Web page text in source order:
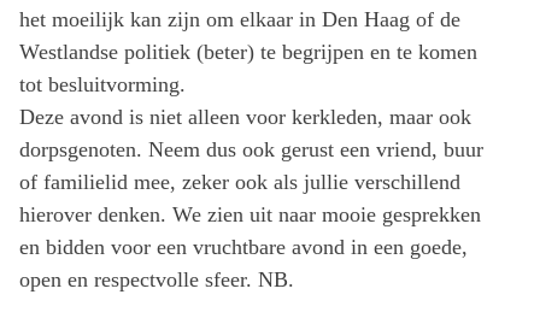
het moeilijk kan zijn om elkaar in Den Haag of de
Westlandse politiek (beter) te begrijpen en te komen
tot besluitvorming.
Deze avond is niet alleen voor kerkleden, maar ook
dorpsgenoten. Neem dus ook gerust een vriend, buur
of familielid mee, zeker ook als jullie verschillend
hierover denken. We zien uit naar mooie gesprekken
en bidden voor een vruchtbare avond in een goede,
open en respectvolle sfeer. NB.